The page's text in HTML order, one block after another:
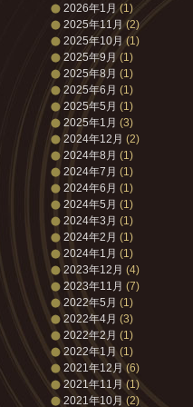
2026年1月(1)
2025年11月 (2)
2025年10月 (1)
2025年9月 (1)
2025年8月 (1)
2025年6月 (1)
2025年5月 (1)
2025年1月 (3)
2024年12月 (2)
2024年8月 (1)
2024年7月 (1)
2024年6月 (1)
2024年5月 (1)
2024年3月 (1)
2024年2月 (1)
2024年1月 (1)
2023年12月 (4)
2023年11月 (7)
2022年5月 (1)
2022年4月 (3)
2022年2月 (1)
2022年1月 (1)
2021年12月 (6)
2021年11月 (1)
2021年10月 (2)